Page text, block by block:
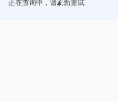
正在查询中，请刷新重试